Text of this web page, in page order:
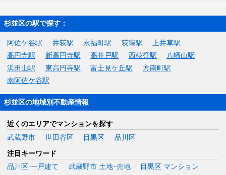
杉並区の駅で探す：
阿佐ケ谷駅 井荻駅 永福町駅 荻窪駅
上井草駅
高円寺駅
新高円寺駅 高井戸駅 西荻窪駅
八幡山駅
浜田山駅
東高円寺駅 富士見ケ丘駅
方南町駅
南阿佐ケ谷駅
杉並区の地域別不動産情報
近くのエリアでマンションを探す
武蔵野市
世田谷区 目黒区 品川区
注目キーワード
品川区 一戸建て
武蔵野市 土地･売地 目黒区 マンション